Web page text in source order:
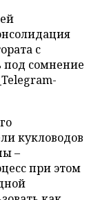
с
под сомнение
Telegram-
кукловодов
–
при этом